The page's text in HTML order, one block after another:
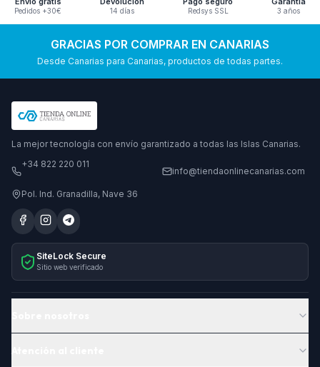
Pedidos +30€ 14 días Redsys SSL 3 años
GRACIAS POR COMPRAR EN CANARIAS
Desde Canarias para Canarias, productos de todas partes.
La mejor tecnología con envío garantizado a todas las Islas Canarias.
+34 822 220 011
info@tiendaonlinecanarias.com
Pol. Ind. Granadilla, Nave 36
SiteLock Secure
Sitio web verificado